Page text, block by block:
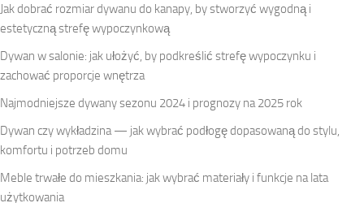
Jak dobrać rozmiar dywanu do kanapy, by stworzyć wygodną i
estetyczną strefę wypoczynkową
Dywan w salonie: jak ułożyć, by podkreślić strefę wypoczynku i
zachować proporcje wnętrza
Najmodniejsze dywany sezonu 2024 i prognozy na 2025 rok
Dywan czy wykładzina — jak wybrać podłogę dopasowaną do stylu,
komfortu i potrzeb domu
Meble trwałe do mieszkania: jak wybrać materiały i funkcje na lata
użytkowania